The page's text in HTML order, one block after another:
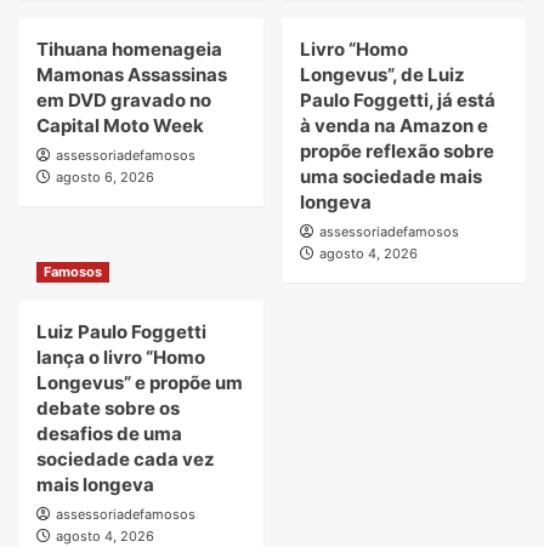
Tihuana homenageia
Mamonas Assassinas
em DVD gravado no
Capital Moto Week
assessoriadefamosos
agosto 6, 2026
Livro “Homo
Longevus”, de Luiz
Paulo Foggetti, já está
à venda na Amazon e
propõe reflexão sobre
uma sociedade mais
longeva
assessoriadefamosos
agosto 4, 2026
Famosos
Luiz Paulo Foggetti
lança o livro “Homo
Longevus” e propõe um
debate sobre os
desafios de uma
sociedade cada vez
mais longeva
assessoriadefamosos
agosto 4, 2026